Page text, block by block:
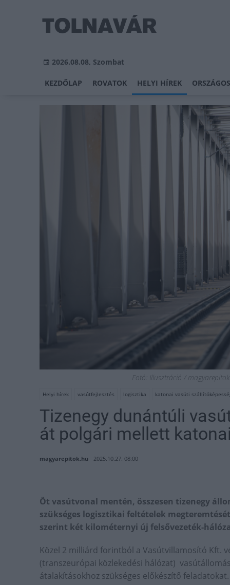
2026.08.08, Szombat
KEZDŐLAP ROVATOK HELYI HÍREK
Fotó: Illusztráció /
Helyi hírek vasútfejlesztés logisztika katonai vasúti
Tizenegy dunántúli
át polgári mellett
magyarepitok.hu 2025.10.27. 08:00
Öt vasútvonal mentén, összesen tizenegy
szükséges logisztikai feltételek
szerint két kilométernyi új felsővezeték-
Közel 2 milliárd forintból a Vasútvillamosító Kft.
(transzeurópai közlekedési hálózat)
átalakításokhoz szükséges előkészítő